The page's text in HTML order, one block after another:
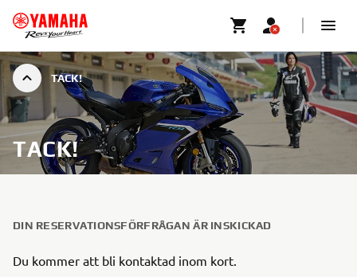
TACK!
TACK!
DIN RESERVATIONSFÖRFRÅGAN ÄR INSKICKAD
Du kommer att bli kontaktad inom kort.